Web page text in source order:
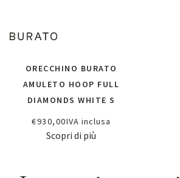
ORECCHINO BURATO
AMULETO HOOP FULL
DIAMONDS WHITE S
€930,00IVA inclusa
Scopri di più